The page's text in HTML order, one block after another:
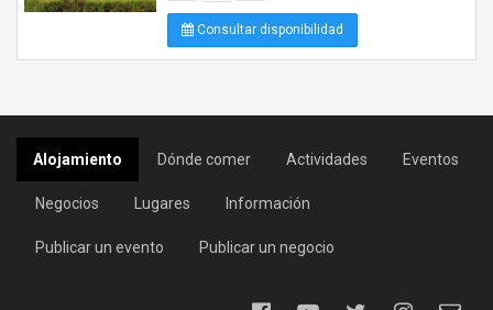
Consultar disponibilidad
Alojamiento Dónde comer Actividades Eventos
Negocios Lugares Información
Publicar un evento Publicar un negocio